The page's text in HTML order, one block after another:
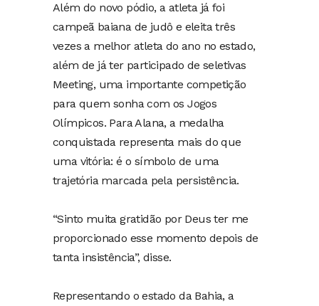
Além do novo pódio, a atleta já foi
campeã baiana de judô e eleita três
vezes a melhor atleta do ano no estado,
além de já ter participado de seletivas
Meeting, uma importante competição
para quem sonha com os Jogos
Olímpicos. Para Alana, a medalha
conquistada representa mais do que
uma vitória: é o símbolo de uma
trajetória marcada pela persistência.
“Sinto muita gratidão por Deus ter me
proporcionado esse momento depois de
tanta insistência”, disse.
Representando o estado da Bahia, a